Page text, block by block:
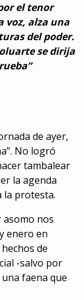
el tenor
voz, alza una
del poder.
se dirija
de ayer,
”. No logró
tambalear
la agenda
la protesta.
asomo nos
enero en
de
-salvo por
faena que